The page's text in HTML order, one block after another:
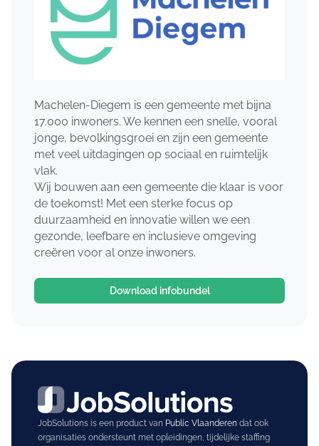
Machelen-Diegem is een gemeente met bijna
17.000 inwoners. We kennen een snelle, vooral
jonge, bevolkingsgroei en zijn een gemeente
met veel uitdagingen op sociaal en ruimtelijk
vlak.
Wij bouwen aan een gemeente die klaar is voor
de toekomst! Met een sterke focus op
duurzaamheid en innovatie willen we een
gezonde, leefbare en inclusieve omgeving
creëren voor al onze inwoners.
Download infobundel
JobSolutions is een product van Public Vlaanderendat ook
organisaties ondersteunt met opleidingen, tijdelijke staffing